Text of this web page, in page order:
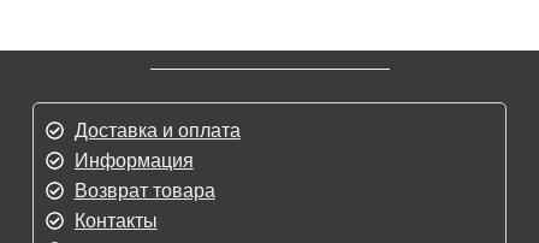
Доставка и оплата
Информация
Возврат товара
Контакты